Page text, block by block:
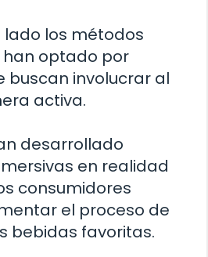
lado los métodos
optado por
buscan involucrar al
activa.
desarrollado
en realidad
consumidores
el proceso de
bebidas favoritas.